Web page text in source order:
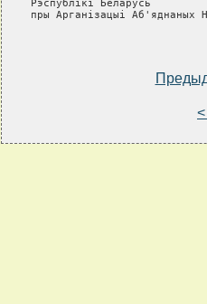
Рэспублiкi Беларусь
пры Арганiзацыi Аб'яднаных